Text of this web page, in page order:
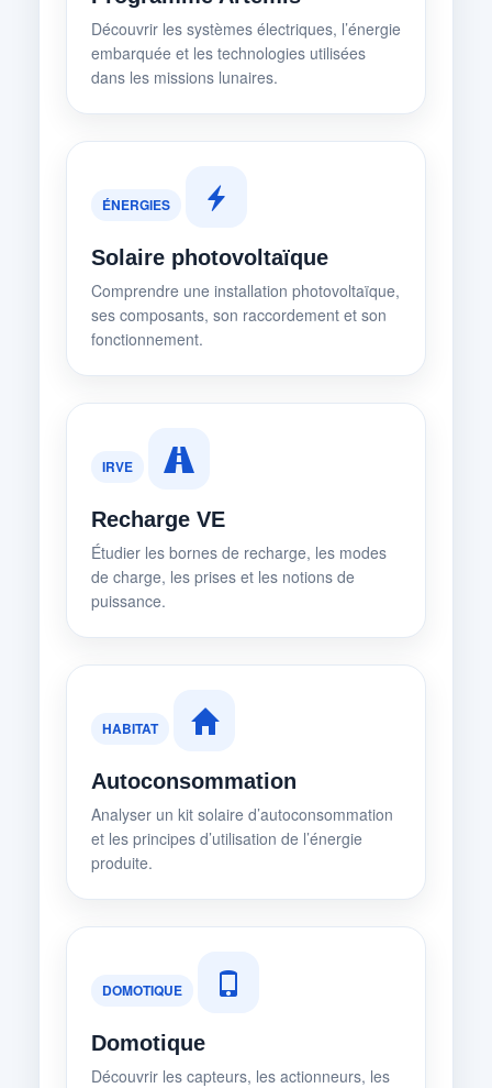
Découvrir les systèmes électriques, l’énergie
embarquée et les technologies utilisées
dans les missions lunaires.
ÉNERGIES
Solaire photovoltaïque
Comprendre une installation photovoltaïque,
ses composants, son raccordement et son
fonctionnement.
IRVE
Recharge VE
Étudier les bornes de recharge, les modes
de charge, les prises et les notions de
puissance.
HABITAT
Autoconsommation
Analyser un kit solaire d’autoconsommation
et les principes d’utilisation de l’énergie
produite.
DOMOTIQUE
Domotique
Découvrir les capteurs, les actionneurs, les